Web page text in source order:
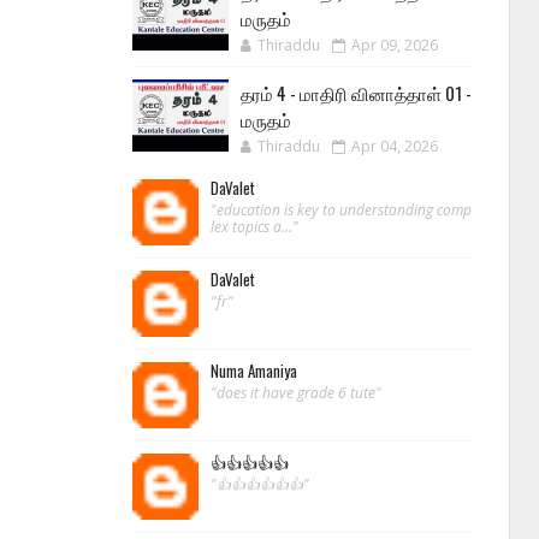
மருதம்
Thiraddu Apr 09, 2026
தரம் 4 - மாதிரி வினாத்தாள் 01 -
மருதம்
Thiraddu Apr 04, 2026
DaValet
"education is key to understanding comp
lex topics a..."
DaValet
"fr"
Numa Amaniya
"does it have grade 6 tute"
👍👍👍👍👍
"👍👍👍👍👍👍"